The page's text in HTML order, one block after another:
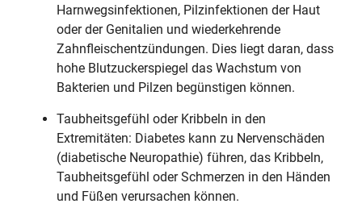
Harnwegsinfektionen, Pilzinfektionen der Haut
oder der Genitalien und wiederkehrende
Zahnfleischentzündungen. Dies liegt daran, dass
hohe Blutzuckerspiegel das Wachstum von
Bakterien und Pilzen begünstigen können.
Taubheitsgefühl oder Kribbeln in den
Extremitäten: Diabetes kann zu Nervenschäden
(diabetische Neuropathie) führen, das Kribbeln,
Taubheitsgefühl oder Schmerzen in den Händen
und Füßen verursachen können.